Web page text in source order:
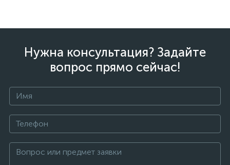
Нужна консультация? Задайте
вопрос прямо сейчас!